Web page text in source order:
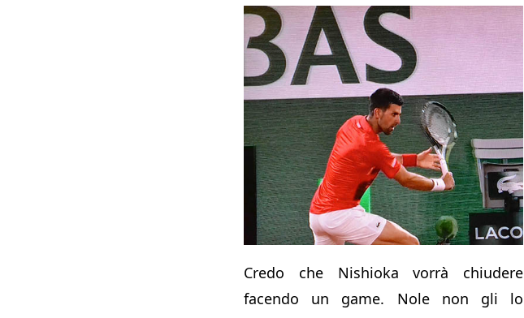
Credo che Nishioka vorrà chiudere
facendo un game. Nole non gli lo